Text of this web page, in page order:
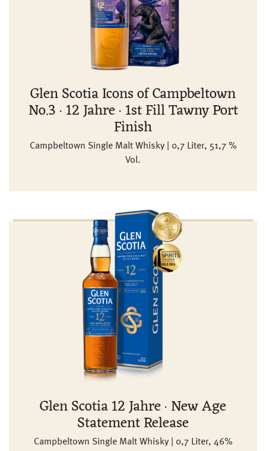
Glen Scotia Icons of Campbeltown
No.3 · 12 Jahre · 1st Fill Tawny Port
Finish
Campbeltown Single Malt Whisky | 0,7 Liter, 51,7 %
Vol.
Glen Scotia 12 Jahre · New Age
Statement Release
Campbeltown Single Malt Whisky | 0,7 Liter, 46%